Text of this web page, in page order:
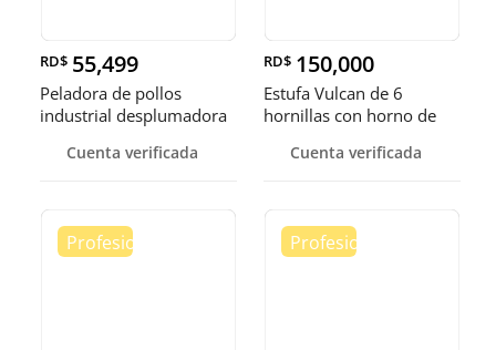
RD$ 55,499
Peladora de pollos
industrial desplumadora
Cuenta verificada
RD$ 150,000
Estufa Vulcan de 6
hornillas con horno de
Cuenta verificada